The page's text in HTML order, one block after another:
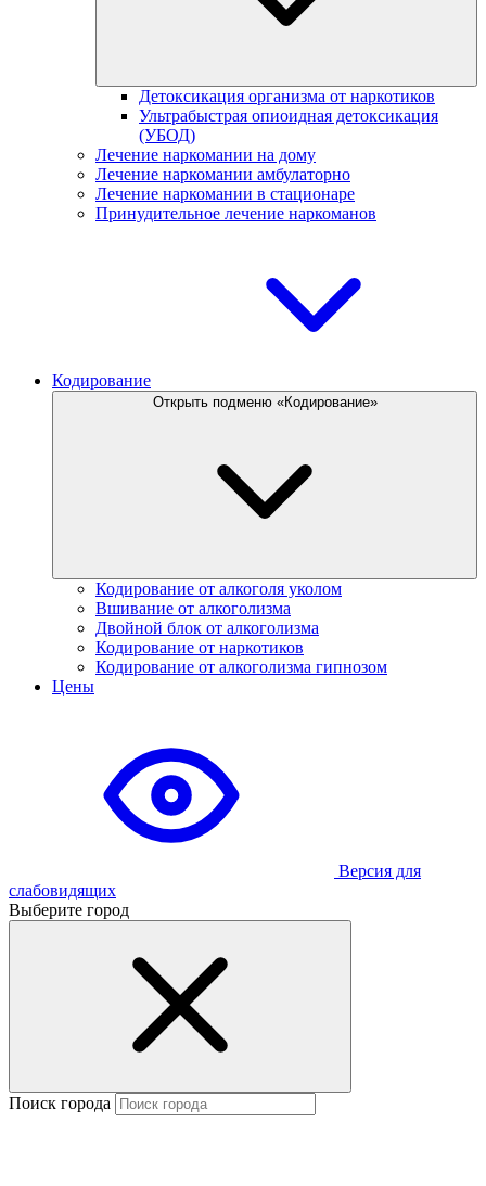
Детоксикация организма от наркотиков
Ультрабыстрая опиоидная детоксикация
(УБОД)
Лечение наркомании на дому
Лечение наркомании амбулаторно
Лечение наркомании в стационаре
Принудительное лечение наркоманов
Кодирование
Открыть подменю «Кодирование»
Кодирование от алкоголя уколом
Вшивание от алкоголизма
Двойной блок от алкоголизма
Кодирование от наркотиков
Кодирование от алкоголизма гипнозом
Цены
Версия для
слабовидящих
Выберите город
Поиск города